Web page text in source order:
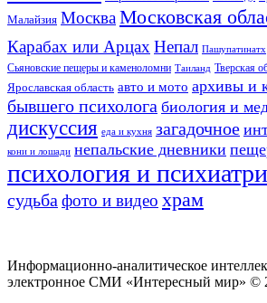
Малайзия МоскваМосковская
Карабах или Арцах Непал Пашупатинатх
Сьяновские пещеры и каменоломни Таиланд Тверская
Ярославская область авто и мото архивы и
бывшего психолога биология и
дискуссия еда и кухня загадочное
кони и лошади непальские дневники
психология и
судьба фото и видео храм
Информационно-аналитическое
электронное СМИ «Интересный мир» ©